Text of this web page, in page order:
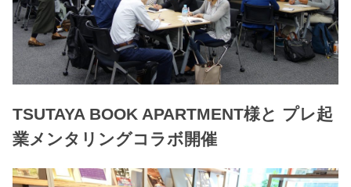
TSUTAYA BOOK APARTMENT様と プレ起
業メンタリングコラボ開催